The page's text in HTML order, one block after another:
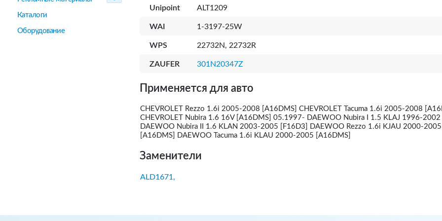
Каталоги
Оборудование
Unipoint ALT1209
WAI 1-3197-25W
WPS 22732N, 22732R
ZAUFER 301N20347Z
Применяется для авто
CHEVROLET Rezzo 1.6i 2005-2008 [A16DMS] CHEVROLET Tacuma 1.6i 2005-2008
CHEVROLET Nubira 1.6 16V [A16DMS] 05.1997- DAEWOO Nubira I 1.5 KLAJ 1996-2002
DAEWOO Nubira II 1.6 KLAN 2003-2005 [F16D3] DAEWOO Rezzo 1.6i KJAU 2000-2005
[A16DMS] DAEWOO Tacuma 1.6i KLAU 2000-2005 [A16DMS]
Заменители
ALD1671,